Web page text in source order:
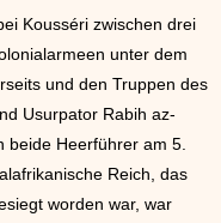
Kousséri zwischen drei
unter dem
und den Truppen des
Usurpator Rabih az-
beide Heerführer am 5.
Reich, das
worden war, war